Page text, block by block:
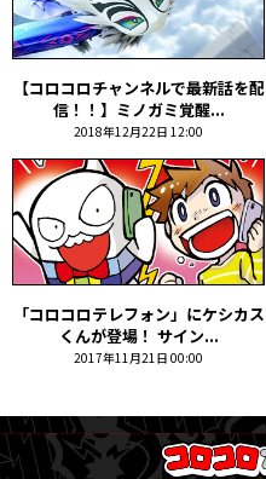
【コロコロチャンネルで最新話を配
信！！】ミノガミ覚醒...
2018年12月22日 12:00
「コロコロテレフォン」にケシカス
くんが登場！ サイン...
2017年11月21日 00:00